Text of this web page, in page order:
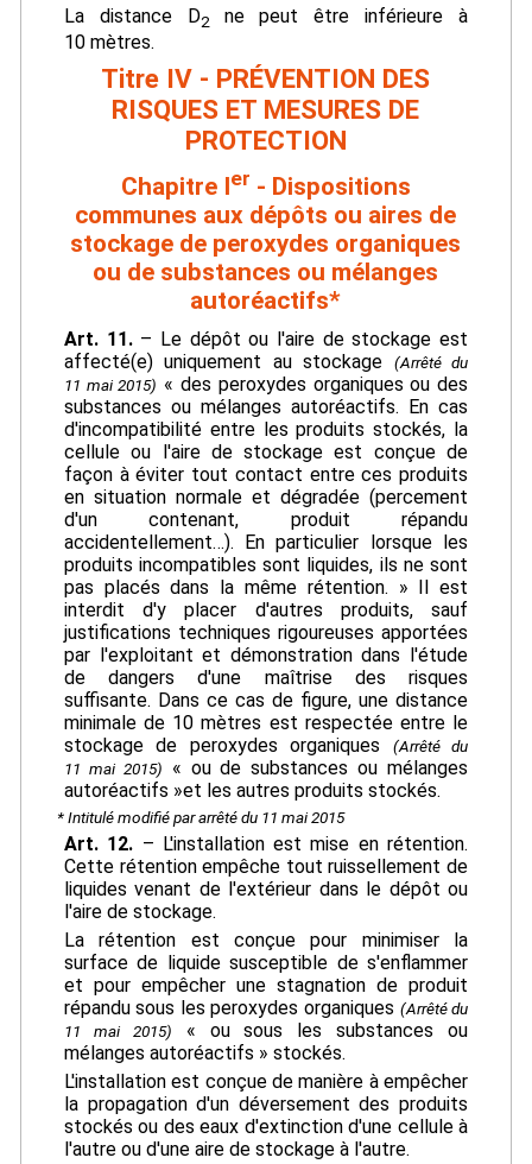
La distance D2ne peut être inférieure à
10 mètres.
Titre IV - PRÉVENTION DES
RISQUES ET MESURES DE
PROTECTION
Chapitre Ier - Dispositions
communes aux dépôts ou aires de
stockage de peroxydes organiques
ou de substances ou mélanges
autoréactifs*
Art. 11.– Le dépôt ou l'aire de stockage est
affecté(e) uniquement au stockage
(Arrêté du
11 mai 2015) « des peroxydes organiques ou des
substances ou mélanges autoréactifs. En cas
d'incompatibilité entre les produits stockés, la
cellule ou l'aire de stockage est conçue de
façon à éviter tout contact entre ces produits
en situation normale et dégradée (percement
d'un contenant, produit répandu
accidentellement…). En particulier lorsque les
produits incompatibles sont liquides, ils ne sont
pas placés dans la même rétention. » Il est
interdit d'y placer d'autres produits, sauf
justifications techniques rigoureuses apportées
par l'exploitant et démonstration dans l'étude
de dangers d'une maîtrise des risques
suffisante. Dans ce cas de figure, une distance
minimale de 10 mètres est respectée entre le
stockage de peroxydes organiques
(Arrêté du
11 mai 2015) « ou de substances ou mélanges
autoréactifs »et les autres produits stockés.
* Intitulé modifié par arrêté du 11 mai 2015
Art. 12. – L'installation est mise en rétention.
Cette rétention empêche tout ruissellement de
liquides venant de l'extérieur dans le dépôt ou
l'aire de stockage.
La rétention est conçue pour minimiser la
surface de liquide susceptible de s'enflammer
et pour empêcher une stagnation de produit
répandu sous les peroxydes organiques (Arrêté du
11 mai 2015)
« ou sous les substances ou
mélanges autoréactifs » stockés.
L'installation est conçue de manière à empêcher
la propagation d'un déversement des produits
stockés ou des eaux d'extinction d'une cellule à
l'autre ou d'une aire de stockage à l'autre.